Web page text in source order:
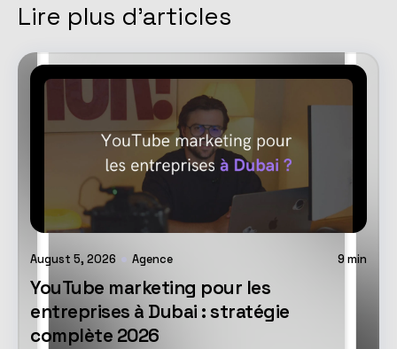
Lire plus d'articles
August 5, 2026 Agence 9 min
YouTube marketing pour les
entreprises à Dubai : stratégie
complète 2026